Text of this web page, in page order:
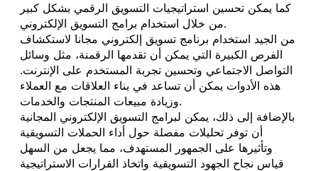
كما يمكن تحسين استراتيجيات التسويق الرقمي بشكل كبير
من خلال استخدام برامج التسويق الإلكتروني.
من الجيد استخدام برنامج تسويق إلكتروني مجانا لاستكشاف
الفرص الكبيرة التي يمكن أن تقدمها الرقمنة، مثل وسائل
التواصل الاجتماعي وتحسين تجربة المستخدم على الإنترنت.
هذه الأدوات يمكن أن تساعد في بناء العلاقات مع العملاء
وزيادة مبيعات المنتجات والخدمات.
بالإضافة إلى ذلك، يمكن لبرامج التسويق الإلكتروني المجانية
أن توفر تحليلات مفصلة حول أداء الحملات التسويقية
وتأثيرها على الجمهور المستهدف، مما يجعل من السهل
قياس نجاح الجهود التسويقية واتخاذ القرارات الاستراتيجية